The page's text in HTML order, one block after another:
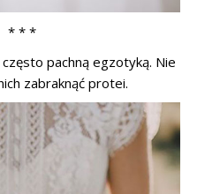
* * *
pachną egzotyką. Nie
zabraknąć protei.